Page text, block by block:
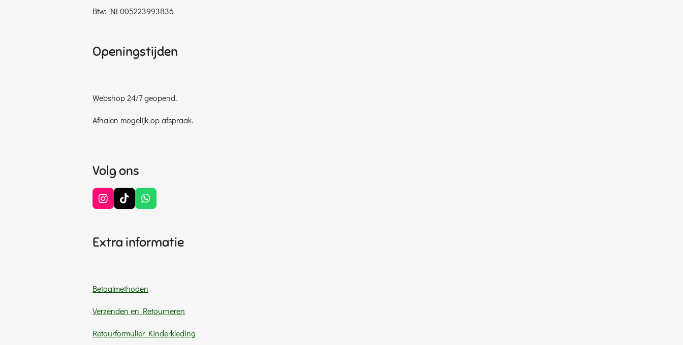
Btw: NL005223993B36
Openingstijden
Webshop 24/7 geopend.
Afhalen mogelijk op afspraak.
Volg ons
I
n
a
T
i
o
W
h
s
Extra informatie
Betaalmethoden
Verzenden en Retourneren
Retourformulier Kinderkleding